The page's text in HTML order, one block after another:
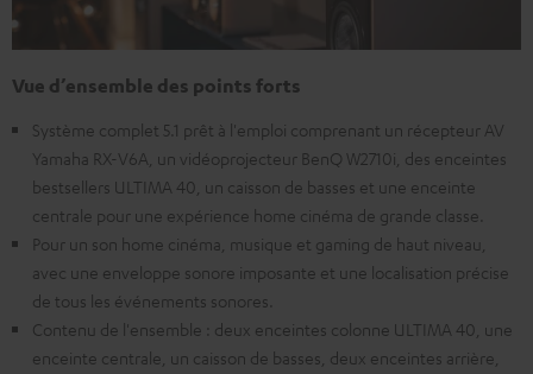
Vue d’ensemble des points forts
Système complet 5.1 prêt à l'emploi comprenant un récepteur AV
Yamaha RX-V6A, un vidéoprojecteur BenQ W2710i, des enceintes
bestsellers ULTIMA 40, un caisson de basses et une enceinte
centrale pour une expérience home cinéma de grande classe.
Pour un son home cinéma, musique et gaming de haut niveau,
avec une enveloppe sonore imposante et une localisation précise
de tous les événements sonores.
Contenu de l'ensemble : deux enceintes colonne ULTIMA 40, une
enceinte centrale, un caisson de basses, deux enceintes arrière,